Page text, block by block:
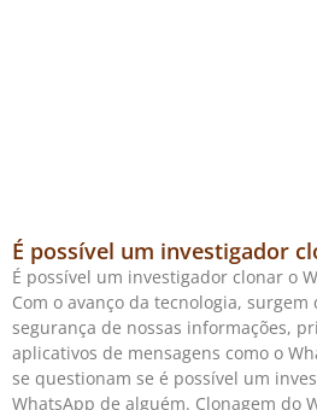
É possível um investigador
É possível um investigador clonar o
Com o avanço da tecnologia,
segurança de nossas informações,
aplicativos de mensagens como o
se questionam se é possível um
WhatsApp de alguém. Clonagem do